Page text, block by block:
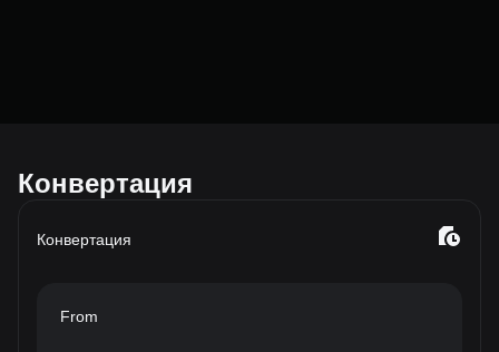
Конвертация
Конвертация
From